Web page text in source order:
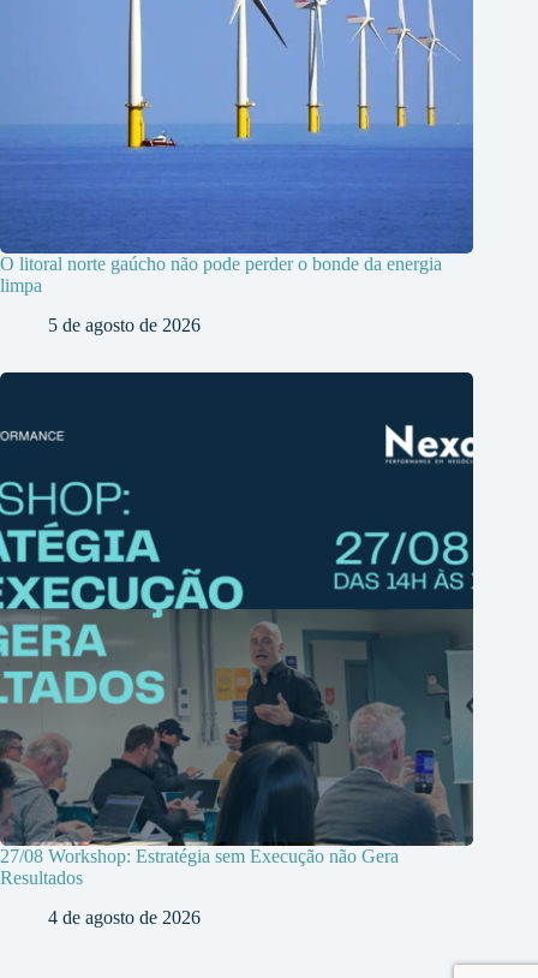
O litoral norte gaúcho não pode perder o bonde da energia
limpa
5 de agosto de 2026
27/08 Workshop: Estratégia sem Execução não Gera
Resultados
4 de agosto de 2026